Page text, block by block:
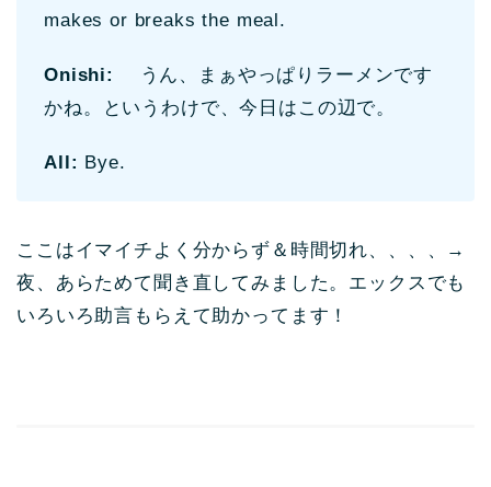
makes or breaks the meal.
Onishi:
うん、まぁやっぱりラーメンです
かね。というわけで、今日はこの辺で。
All: Bye.
ここはイマイチよく分からず＆時間切れ、、、、→
夜、あらためて聞き直してみました。エックスでも
いろいろ助言もらえて助かってます！